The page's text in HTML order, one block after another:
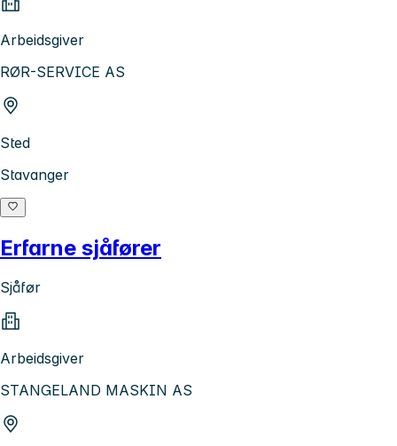
Arbeidsgiver
RØR-SERVICE AS
Sted
Stavanger
Erfarne sjåfører
Sjåfør
Arbeidsgiver
STANGELAND MASKIN AS